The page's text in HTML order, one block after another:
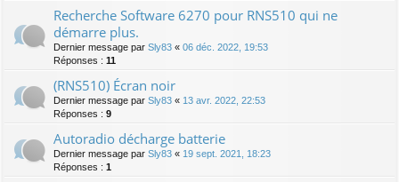
Recherche Software 6270 pour RNS510 qui ne
démarre plus.
Dernier message par Sly83 « 06 déc. 2022, 19:53
Réponses : 11
(RNS510) Écran noir
Dernier message par Sly83 « 13 avr. 2022, 22:53
Réponses : 9
Autoradio décharge batterie
Dernier message par Sly83 « 19 sept. 2021, 18:23
Réponses : 1